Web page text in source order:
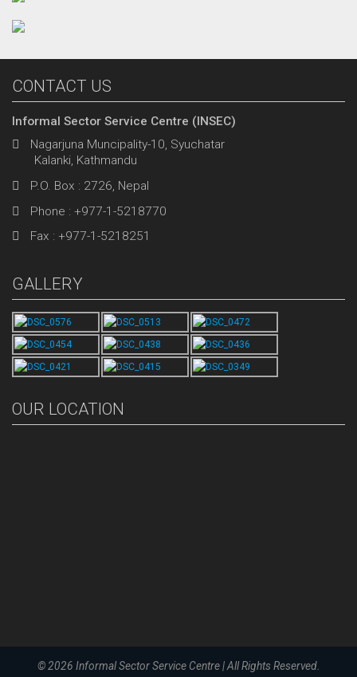
CONTACT US
Informal Sector Service Centre (INSEC)
Nagarjuna Muncipality-10, Syuchatar
Kalanki, Kathmandu
P.O. Box : 2726, Nepal
Phone : +977-1-5218770
Fax : +977-1-5218251
GALLERY
OUR LOCATION
© 2026 Informal Sector Service Centre |All Rights Reserved.